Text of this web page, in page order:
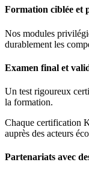
Formation ciblée et
Nos modules
durablement les
Examen final et
Un test rigoureux
la formation.
Chaque certification
auprès des acteurs
Partenariats avec